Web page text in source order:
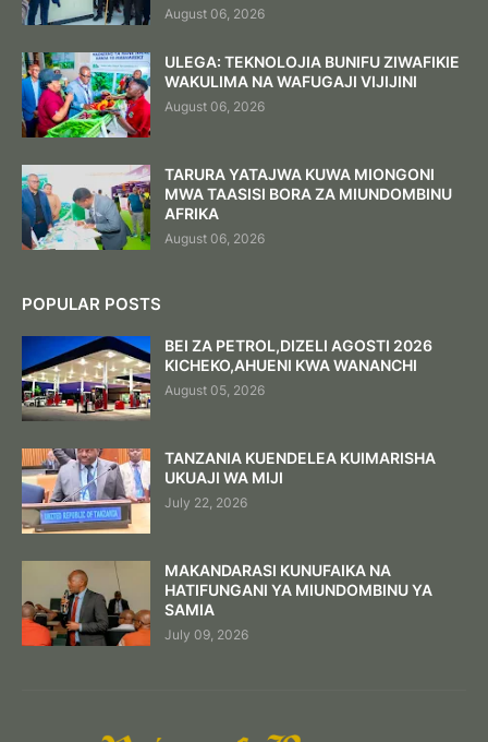
August 06, 2026
ULEGA: TEKNOLOJIA BUNIFU ZIWAFIKIE
WAKULIMA NA WAFUGAJI VIJIJINI
August 06, 2026
TARURA YATAJWA KUWA MIONGONI
MWA TAASISI BORA ZA MIUNDOMBINU
AFRIKA
August 06, 2026
POPULAR POSTS
BEI ZA PETROL,DIZELI AGOSTI 2026
KICHEKO,AHUENI KWA WANANCHI
August 05, 2026
TANZANIA KUENDELEA KUIMARISHA
UKUAJI WA MIJI
July 22, 2026
MAKANDARASI KUNUFAIKA NA
HATIFUNGANI YA MIUNDOMBINU YA
SAMIA
July 09, 2026